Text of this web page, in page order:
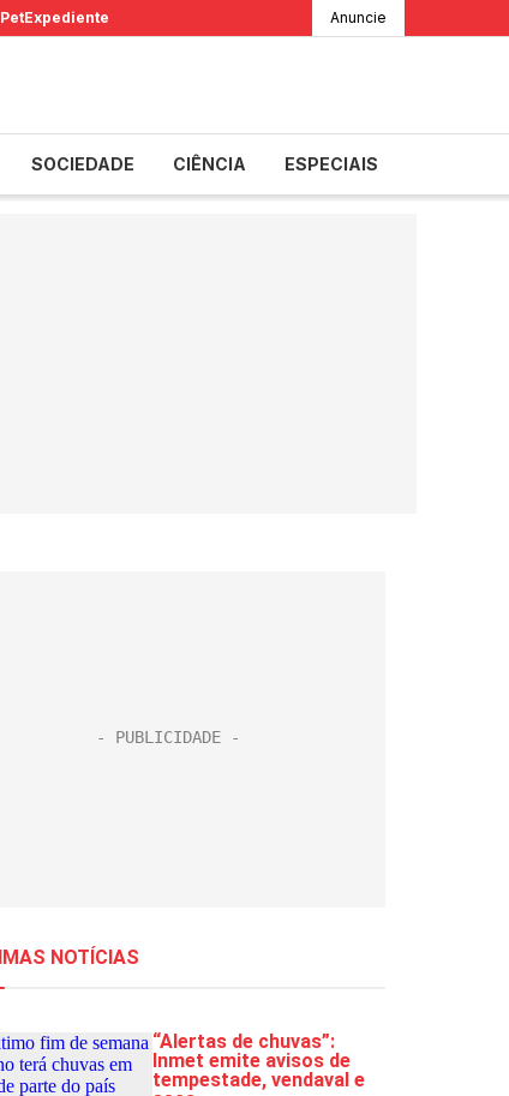
PetExpediente Anuncie
SOCIEDADE CIÊNCIA ESPECIAIS